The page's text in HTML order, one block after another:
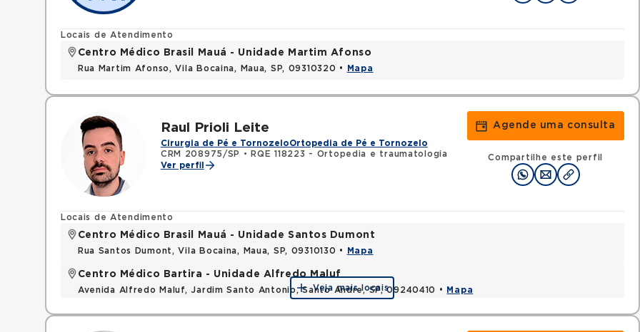
Locais de Atendimento
Centro Médico Brasil Mauá - Unidade Martim Afonso
Rua Martim Afonso, Vila Bocaina, Maua, SP, 09310320 • Mapa
Raul Prioli Leite
Cirurgia de Pé e TornozeloOrtopedia de Pé e Tornozelo
CRM 208975/SP
•
RQE 118223 - Ortopedia e traumatologia
Ver perfil
Agende uma consulta
Compartilhe este perfil
Locais de Atendimento
Centro Médico Brasil Mauá - Unidade Santos Dumont
Rua Santos Dumont, Vila Bocaina, Maua, SP, 09310130 • Mapa
Centro Médico Bartira - Unidade Alfredo Maluf
Avenida Alfredo Maluf, Jardim Santo Antonio, Santo Andre, SP, 09240410 • Mapa
Veja mais locais